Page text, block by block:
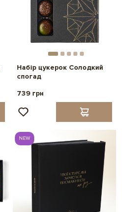
Набір цукерок Солодкий
спогад
739 грн
NEW